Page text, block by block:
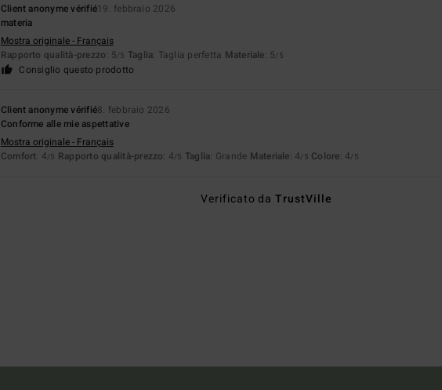
Client anonyme vérifié19. febbraio 2026
materia
Mostra originale - Français
Rapporto qualità-prezzo: 5/5 Taglia: Taglia perfetta Materiale: 5/5
Consiglio questo prodotto
Client anonyme vérifié8. febbraio 2026
Conforme alle mie aspettative
Mostra originale - Français
Comfort: 4/5 Rapporto qualità-prezzo: 4/5 Taglia: Grande Materiale: 4/5 Colore: 4/5
Verificato daTrustVille